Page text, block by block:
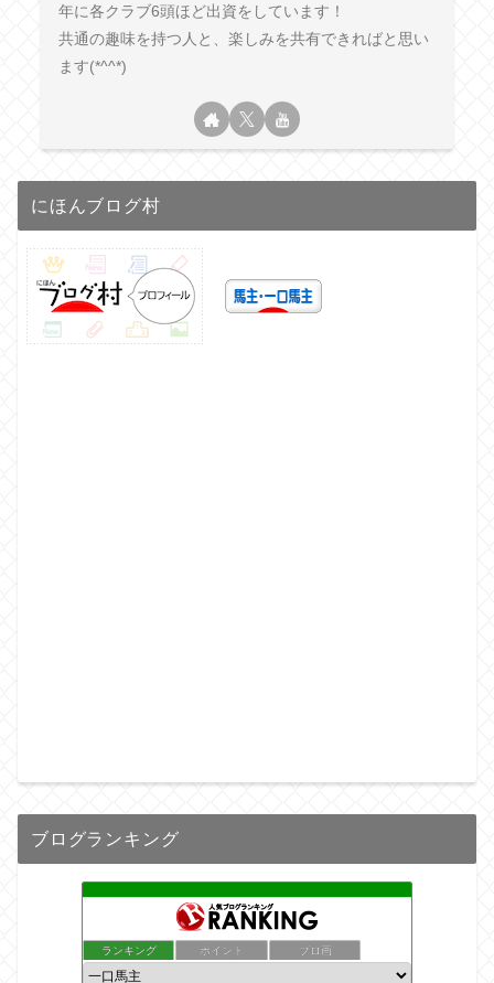
年に各クラブ6頭ほど出資をしています！
共通の趣味を持つ人と、楽しみを共有できればと思い
ます(*^^*)
にほんブログ村
ブログランキング
ランキング ポイント ブロ画